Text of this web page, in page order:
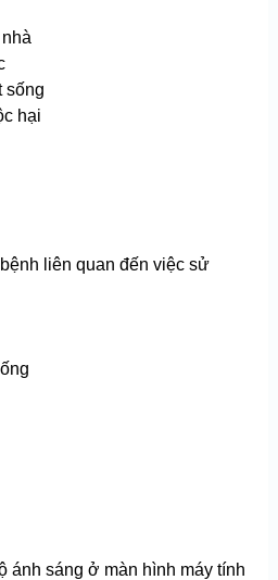
sống
hại
liên quan đến việc sử
ánh sáng ở màn hình máy tính